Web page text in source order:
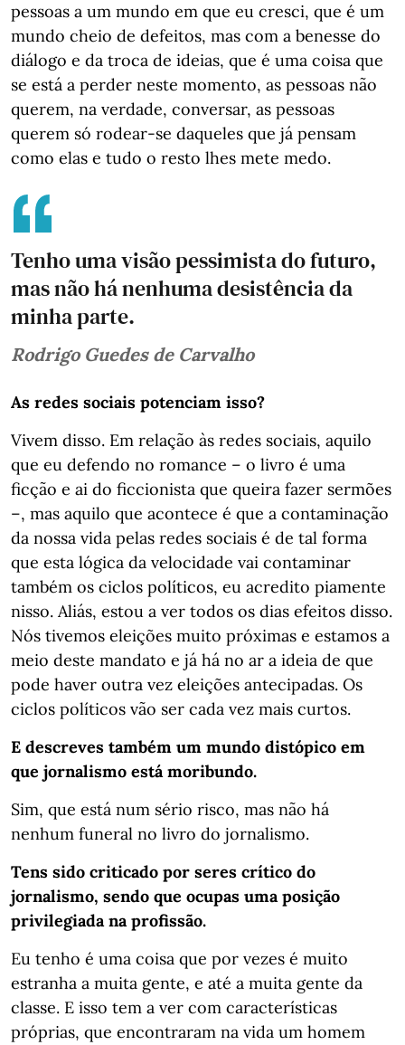
pessoas a um mundo em que eu cresci, que é um
mundo cheio de defeitos, mas com a benesse do
diálogo e da troca de ideias, que é uma coisa que
se está a perder neste momento, as pessoas não
querem, na verdade, conversar, as pessoas
querem só rodear-se daqueles que já pensam
como elas e tudo o resto lhes mete medo.
Tenho uma visão pessimista do futuro,
mas não há nenhuma desistência da
minha parte.
Rodrigo Guedes de Carvalho
As redes sociais potenciam isso?
Vivem disso. Em relação às redes sociais, aquilo
que eu defendo no romance – o livro é uma
ficção e ai do ficcionista que queira fazer sermões
–, mas aquilo que acontece é que a contaminação
da nossa vida pelas redes sociais é de tal forma
que esta lógica da velocidade vai contaminar
também os ciclos políticos, eu acredito piamente
nisso. Aliás, estou a ver todos os dias efeitos disso.
Nós tivemos eleições muito próximas e estamos a
meio deste mandato e já há no ar a ideia de que
pode haver outra vez eleições antecipadas. Os
ciclos políticos vão ser cada vez mais curtos.
E descreves também um mundo distópico em
que jornalismo está moribundo.
Sim, que está num sério risco, mas não há
nenhum funeral no livro do jornalismo.
Tens sido criticado por seres crítico do
jornalismo, sendo que ocupas uma posição
privilegiada na profissão.
Eu tenho é uma coisa que por vezes é muito
estranha a muita gente, e até a muita gente da
classe. E isso tem a ver com características
próprias, que encontraram na vida um homem